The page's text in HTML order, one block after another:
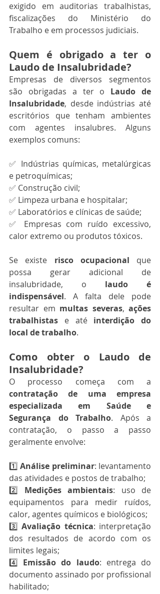
exigido em auditorias trabalhistas,
fiscalizações do Ministério do
Trabalho e em processos judiciais.
Quem é obrigado a ter o
Laudo de Insalubridade?
Empresas de diversos segmentos
são obrigadas a ter o Laudo de
Insalubridade, desde indústrias até
escritórios que tenham ambientes
com agentes insalubres. Alguns
exemplos comuns:
✅ Indústrias químicas, metalúrgicas
e petroquímicas;
✅ Construção civil;
✅ Limpeza urbana e hospitalar;
✅ Laboratórios e clínicas de saúde;
✅ Empresas com ruído excessivo,
calor extremo ou produtos tóxicos.
Se existe risco ocupacional que
possa gerar adicional de
insalubridade, o laudo é
indispensável. A falta dele pode
resultar em multas severas, ações
trabalhistas e até interdição do
local de trabalho.
Como obter o Laudo de
Insalubridade?
contratação de uma empresa
especializada em Saúde e
Segurança do Trabalho. Após a
contratação, o passo a passo
geralmente envolve:
1️⃣ Análise preliminar: levantamento
das atividades e postos de trabalho;
2️⃣ Medições ambientais: uso de
equipamentos para medir ruídos,
calor, agentes químicos e biológicos;
3️⃣ Avaliação técnica: interpretação
dos resultados de acordo com os
limites legais;
4️⃣ Emissão do laudo: entrega do
documento assinado por profissional
habilitado;